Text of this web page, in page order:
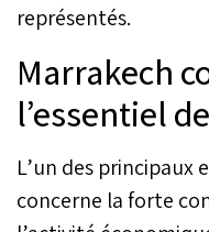
représentés.
Marrakech
l’essentiel
L’un des
concerne la forte